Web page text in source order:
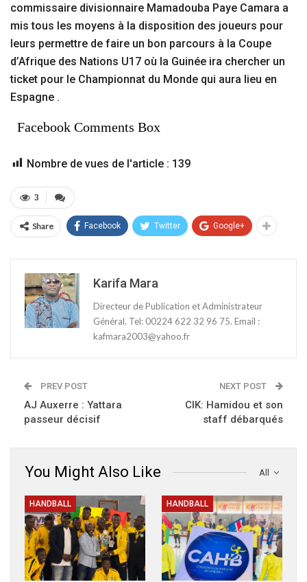
commissaire divisionnaire Mamadouba Paye Camara a
mis tous les moyens à la disposition des joueurs pour
leurs permettre de faire un bon parcours à la Coupe
d’Afrique des Nations U17 où la Guinée ira chercher un
ticket pour le Championnat du Monde qui aura lieu en
Espagne .
Facebook Comments Box
Nombre de vues de l'article : 139
3
Share Facebook Twitter Google+
Karifa Mara
Directeur de Publication et Administrateur
Général. Tel: 00224 622 32 96 75. Email :
kafmara2003@yahoo.fr
PREV POST
AJ Auxerre : Yattara
passeur décisif
NEXT POST
CIK: Hamidou et son
staff débarqués
All
You Might Also Like
HANDBALL HANDBALL